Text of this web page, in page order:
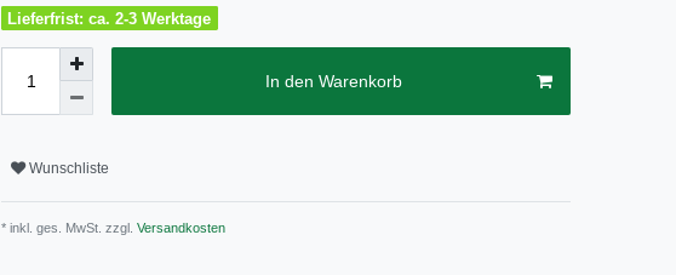
Lieferfrist: ca. 2-3 Werktage
In den Warenkorb
Wunschliste
* inkl. ges. MwSt. zzgl. Versandkosten